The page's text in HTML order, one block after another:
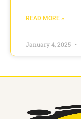
READ MORE »
January 4, 2025